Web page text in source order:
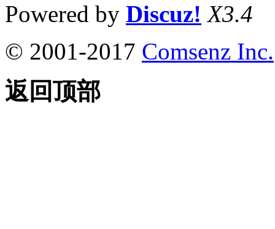
Powered by Discuz! X3.4
© 2001-2017 Comsenz Inc.
返回顶部